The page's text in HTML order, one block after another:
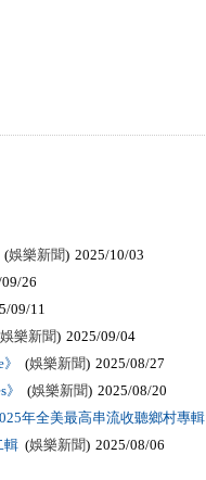
(娛樂新聞) 2025/10/03
26
09/11
娛樂新聞) 2025/09/04
(娛樂新聞) 2025/08/27
(娛樂新聞) 2025/08/20
年全美最高串流收聽鄉村專輯
輯 (娛樂新聞) 2025/08/06